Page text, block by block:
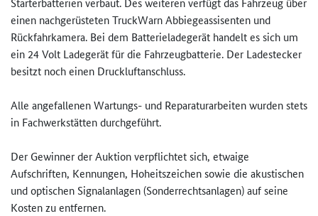
einen nachgerüsteten TruckWarn Abbiegeassisenten und
Rückfahrkamera. Bei dem Batterieladegerät handelt es sich um
ein 24 Volt Ladegerät für die Fahrzeugbatterie. Der Ladestecker
besitzt noch einen Druckluftanschluss.
Alle angefallenen Wartungs- und Reparaturarbeiten wurden stets
in Fachwerkstätten durchgeführt.
Der Gewinner der Auktion verpflichtet sich, etwaige
Aufschriften, Kennungen, Hoheitszeichen sowie die akustischen
und optischen Signalanlagen (Sonderrechtsanlagen) auf seine
Kosten zu entfernen.